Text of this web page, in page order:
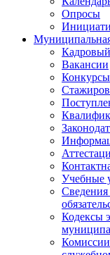
Опросы
Кадровый
Вакансии
Конкурсы
Учебные
Сведения
Кодексы